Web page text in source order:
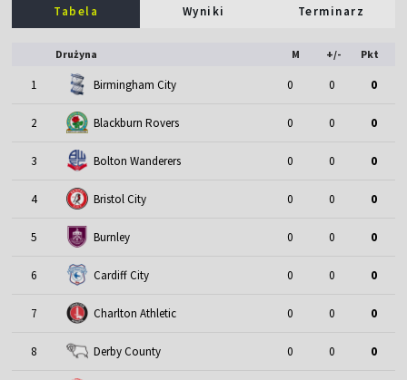
Tabela Wyniki Terminarz
Drużyna M +/- Pkt
1 Birmingham City 0 0 0
2 Blackburn Rovers 0 0 0
3 Bolton Wanderers 0 0 0
4 Bristol City 0 0 0
5 Burnley 0 0 0
6 Cardiff City 0 0 0
7 Charlton Athletic 0 0 0
8 Derby County 0 0 0